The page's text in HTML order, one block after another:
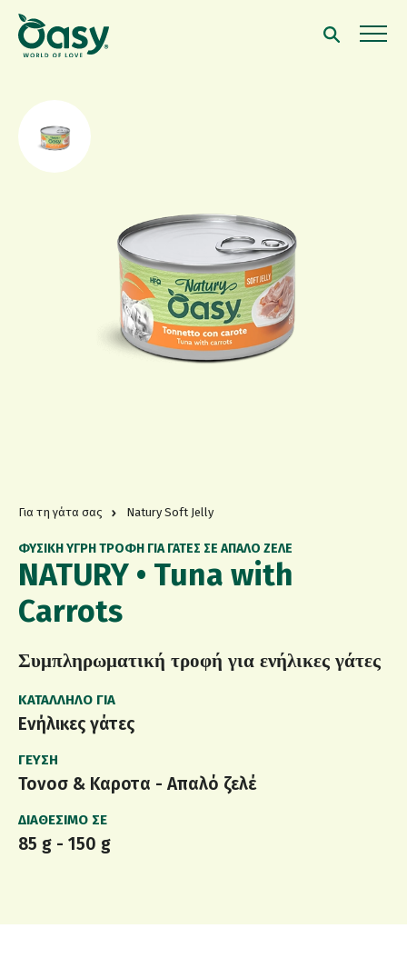
Για τη γάτα σας Natury Soft Jelly
NATURY • Tuna with
Carrots
ΦΥΣΙΚΗ ΥΓΡΗ ΤΡΟΦΗ ΓΙΑ ΓΑΤΕΣ ΣΕ ΑΠΑΛΟ ΖΕΛΕ
Συμπληρωματική τροφή για ενήλικες γάτες
ΚΑΤΆΛΛΗΛΟ ΓΙΑ
Ενήλικες γάτες
ΓΕΎΣΗ
Τονοσ & Καροτα - Απαλό ζελέ
ΔΙΑΘΈΣΙΜΟ ΣΕ
85 g - 150 g